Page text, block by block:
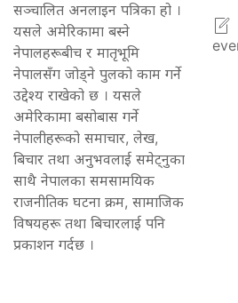
सञ्चालित अनलाइन पत्रिका हो ।
यसले अमेरिकामा बस्ने
नेपालहरूबीच र मातृभूमि
नेपालसँग जोड्ने पुलको काम गर्ने
उद्देश्य राखेको छ । यसले
अमेरिकामा बसोबास गर्ने
नेपालीहरूको समाचार, लेख,
बिचार तथा अनुभवलाई समेट्नुका
साथै नेपालका समसामयिक
राजनीतिक घटना क्रम, सामाजिक
विषयहरू तथा बिचारलाई पनि
प्रकाशन गर्दछ ।